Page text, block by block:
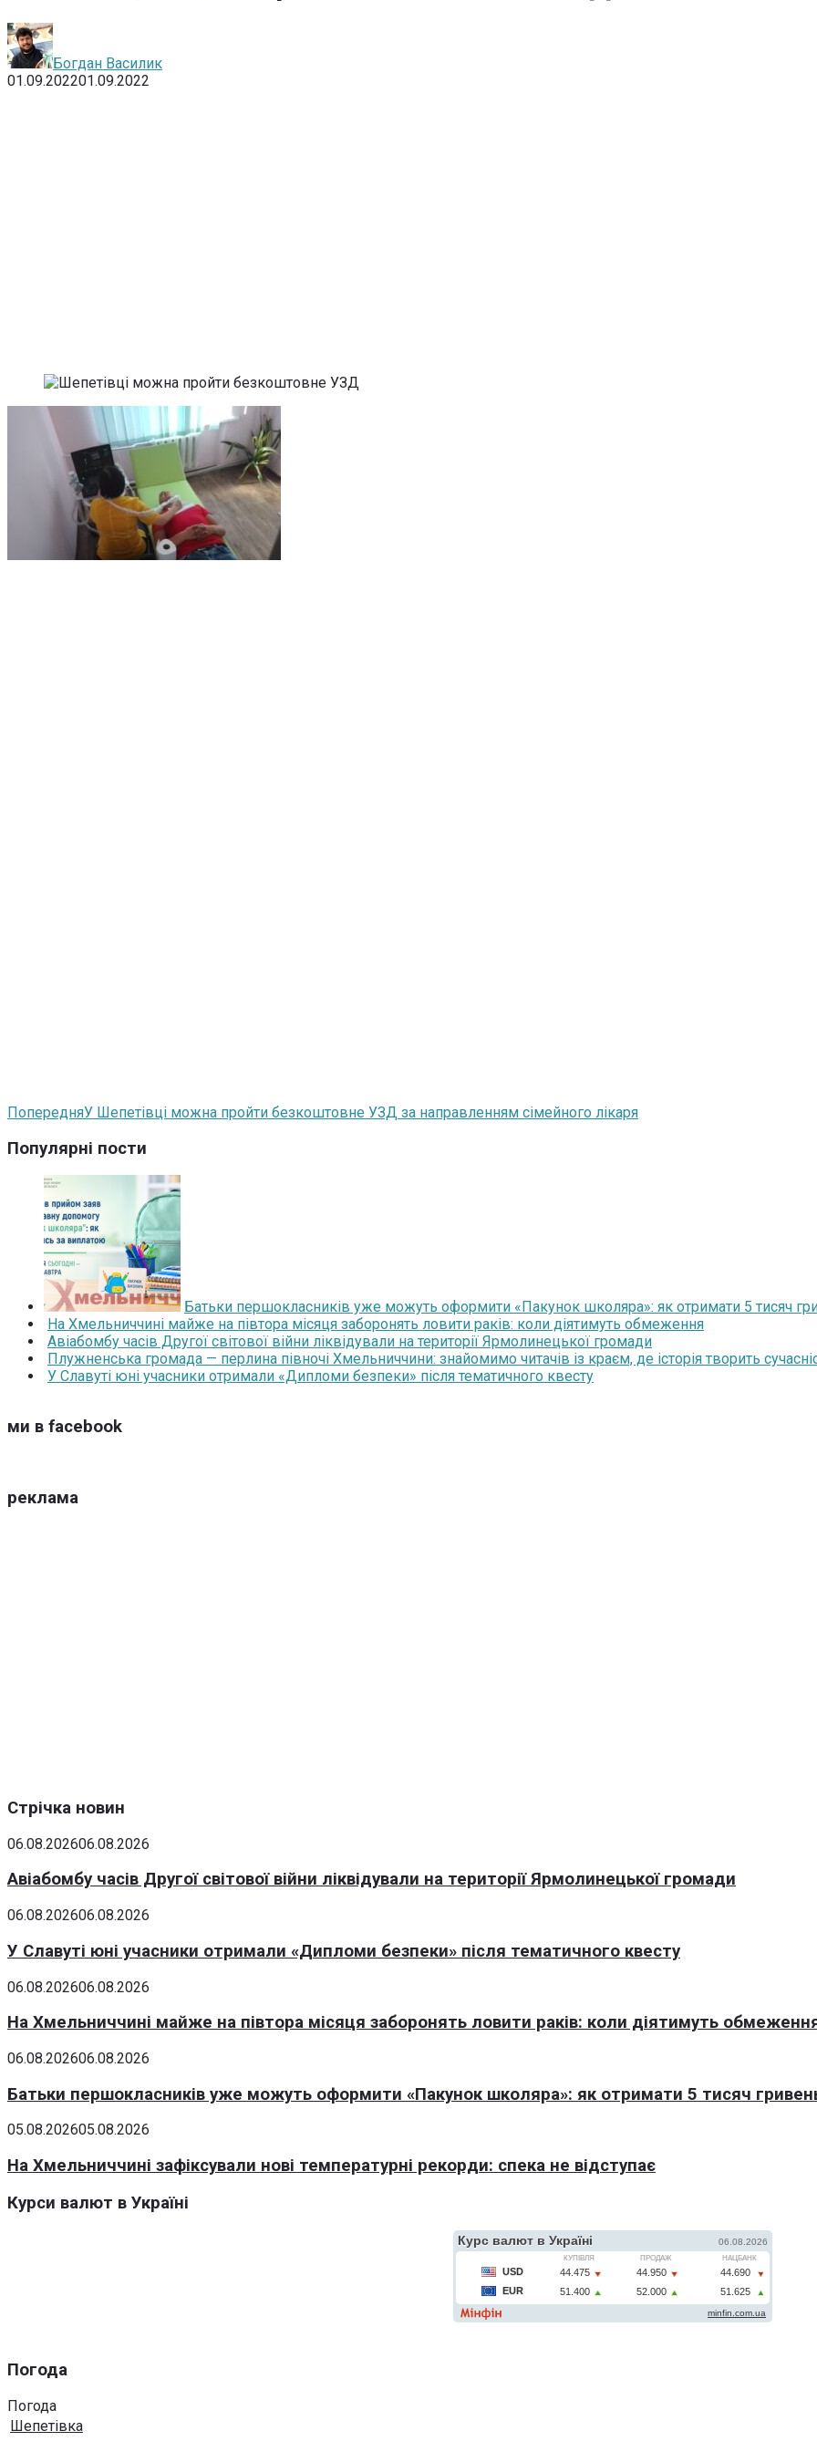
Богдан Василик
01.09.202201.09.2022
ПопередняУ Шепетівці можна пройти безкоштовне УЗД за направленням сімейного лікаря
Популярні пости
Батьки першокласників уже можуть оформити «Пакунок школяра»: як отримати 5 тисяч
На Хмельниччині майже на півтора місяця заборонять ловити раків: коли діятимуть обмеження
Авіабомбу часів Другої світової війни ліквідували на території Ярмолинецької громади
Плужненська громада — перлина півночі Хмельниччини: знайомимо читачів із краєм, де історія творить
У Славуті юні учасники отримали «Дипломи безпеки» після тематичного квесту
ми в facebook
реклама
Стрічка новин
06.08.202606.08.2026
Авіабомбу часів Другої світової війни ліквідували на території Ярмолинецької громади
06.08.202606.08.2026
У Славуті юні учасники отримали «Дипломи безпеки» після тематичного квесту
06.08.202606.08.2026
На Хмельниччині майже на півтора місяця заборонять ловити раків: коли діятимуть
06.08.202606.08.2026
Батьки першокласників уже можуть оформити «Пакунок школяра»: як отримати 5 тисяч
05.08.202605.08.2026
На Хмельниччині зафіксували нові температурні рекорди: спека не відступає
Курси валют в Україні
Погода
Погода
Шепетівка